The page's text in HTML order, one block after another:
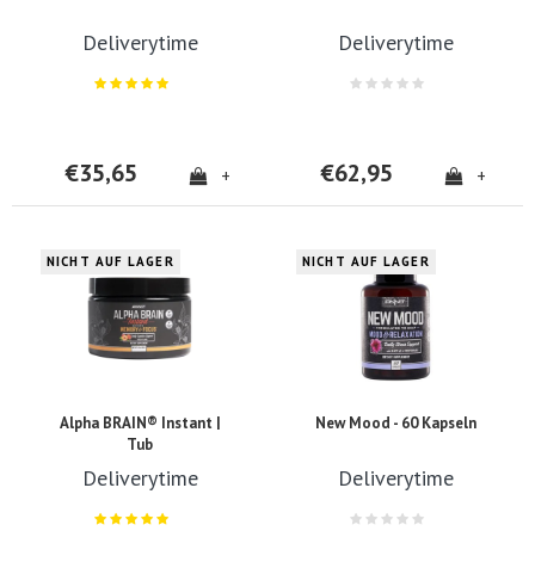
Deliverytime
€35,65 +
Deliverytime
€62,95 +
NICHT AUF LAGER
Alpha BRAIN® Instant |
Tub
Deliverytime
NICHT AUF LAGER
New Mood - 60 Kapseln
Deliverytime